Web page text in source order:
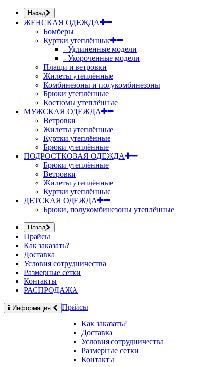
Назад
ЖЕНСКАЯ ОДЕЖДА
Бомберы
Куртки утеплённые
- Удлиненные модели
- Укороченные модели
Плащи и ветровки
Жилеты утеплённые
Комбинезоны и полукомбинезоны
Брюки утеплённые
Костюмы утеплённые
МУЖСКАЯ ОДЕЖДА
Ветровки
Жилеты утеплённые
Куртки утеплённые
Брюки утеплённые
ПОДРОСТКОВАЯ ОДЕЖДА
Брюки утеплённые
Ветровки
Жилеты утеплённые
Куртки утеплённые
ДЕТСКАЯ ОДЕЖДА
Брюки, полукомбинезоны утеплённые
Назад
Прайсы
Как заказать?
Доставка
Условия сотрудничества
Размерные сетки
Контакты
РАСПРОДАЖА
Информация
Прайсы
Как заказать?
Доставка
Условия сотрудничества
Размерные сетки
Контакты